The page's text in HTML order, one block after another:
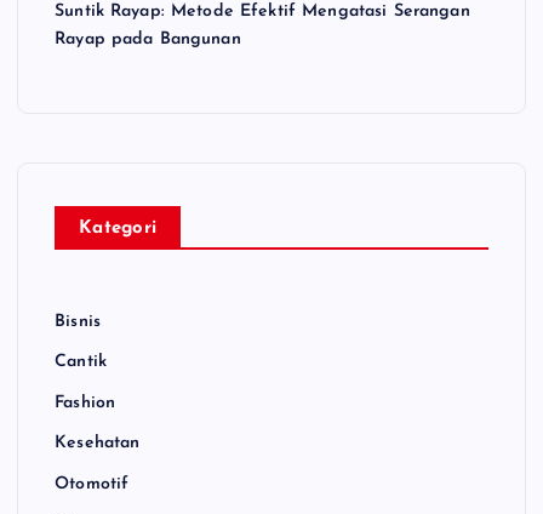
Suntik Rayap: Metode Efektif Mengatasi Serangan
Rayap pada Bangunan
Kategori
Bisnis
Cantik
Fashion
Kesehatan
Otomotif